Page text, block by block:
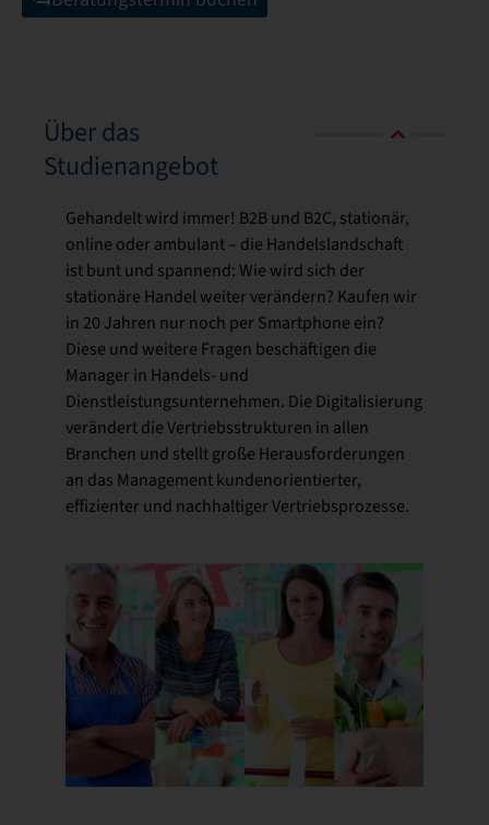
Über das
Studienangebot
Gehandelt wird immer! B2B und B2C, stationär,
online oder ambulant – die Handelslandschaft
ist bunt und spannend: Wie wird sich der
stationäre Handel weiter verändern? Kaufen wir
in 20 Jahren nur noch per Smartphone ein?
Diese und weitere Fragen beschäftigen die
Manager in Handels- und
Dienstleistungsunternehmen. Die Digitalisierung
verändert die Vertriebsstrukturen in allen
Branchen und stellt große Herausforderungen
an das Management kundenorientierter,
effizienter und nachhaltiger Vertriebsprozesse.